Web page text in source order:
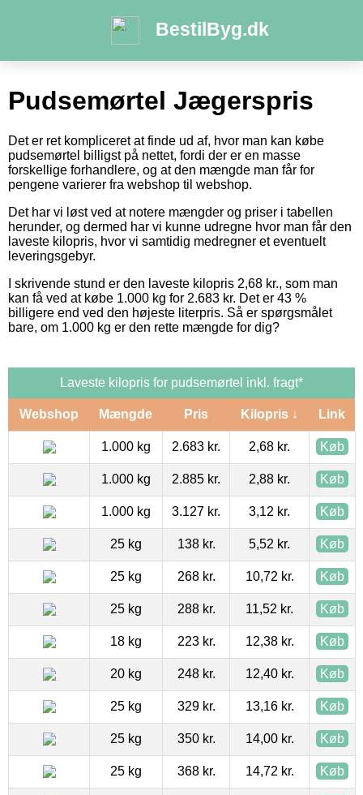
BestilByg.dk
Pudsemørtel Jægerspris
Det er ret kompliceret at finde ud af, hvor man kan købe
pudsemørtel billigst på nettet, fordi der er en masse
forskellige forhandlere, og at den mængde man får for
pengene varierer fra webshop til webshop.
Det har vi løst ved at notere mængder og priser i tabellen
herunder, og dermed har vi kunne udregne hvor man får den
laveste kilopris, hvor vi samtidig medregner et eventuelt
leveringsgebyr.
I skrivende stund er den laveste kilopris 2,68 kr., som man
kan få ved at købe 1.000 kg for 2.683 kr. Det er 43 %
billigere end ved den højeste literpris. Så er spørgsmålet
bare, om 1.000 kg er den rette mængde for dig?
Laveste kilopris for pudsemørtel inkl. fragt*
Webshop Mængde Pris Kilopris ↓ Link
1.000 kg 2.683 kr. 2,68 kr. Køb
1.000 kg 2.885 kr. 2,88 kr. Køb
1.000 kg 3.127 kr. 3,12 kr. Køb
25 kg 138 kr. 5,52 kr. Køb
25 kg 268 kr. 10,72 kr. Køb
25 kg 288 kr. 11,52 kr. Køb
18 kg 223 kr. 12,38 kr. Køb
20 kg 248 kr. 12,40 kr. Køb
25 kg 329 kr. 13,16 kr. Køb
25 kg 350 kr. 14,00 kr. Køb
25 kg 368 kr. 14,72 kr. Køb